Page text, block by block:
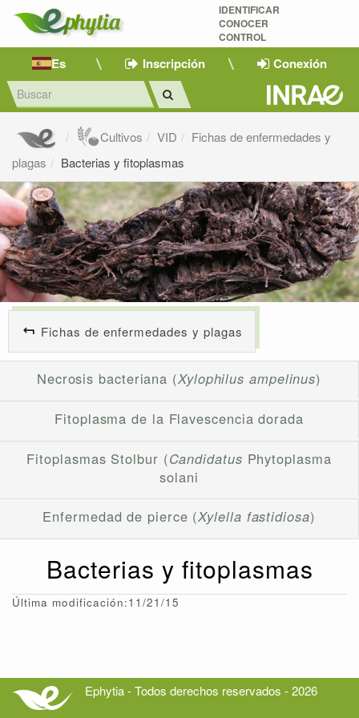
IDENTIFICAR
CONOCER
CONTROL
Es Inscripción Conexión
Cultivos VID
Fichas de enfermedades y
plagas
Bacterias y fitoplasmas
Fichas de enfermedades y plagas
Necrosis bacteriana (Xylophilus ampelinus)
Fitoplasma de la Flavescencia dorada
Fitoplasmas Stolbur (Candidatus Phytoplasma
solani
Enfermedad de pierce (Xylella fastidiosa)
Bacterias y fitoplasmas
Última modificación:11/21/15
Ephytia - Todos derechos reservados - 2026